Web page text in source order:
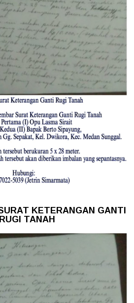
KETERANGAN GANTI
RUGI TANAH